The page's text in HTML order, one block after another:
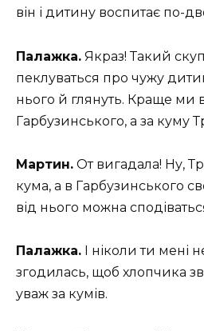
він і дитину воспитає по-
Палажка. Якраз! Такий
пеклуваться про чужу
нього й глянуть. Краще ми
Гарбузинського, а за куму
Мартин. От вигадала! Ну,
кума, а в Гарбузинського
від нього можна
Палажка. І ніколи ти мені
згодилась, щоб хлопчика
уваж за кумів.